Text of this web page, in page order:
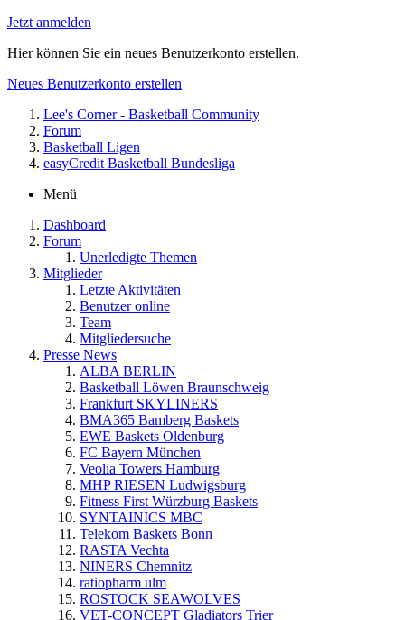
Jetzt anmelden
Hier können Sie ein neues Benutzerkonto erstellen.
Neues Benutzerkonto erstellen
Lee's Corner - Basketball Community
Forum
Basketball Ligen
easyCredit Basketball Bundesliga
Menü
Dashboard
Forum
Unerledigte Themen
Mitglieder
Letzte Aktivitäten
Benutzer online
Team
Mitgliedersuche
Presse News
ALBA BERLIN
Basketball Löwen Braunschweig
Frankfurt SKYLINERS
BMA365 Bamberg Baskets
EWE Baskets Oldenburg
FC Bayern München
Veolia Towers Hamburg
MHP RIESEN Ludwigsburg
Fitness First Würzburg Baskets
SYNTAINICS MBC
Telekom Baskets Bonn
RASTA Vechta
NINERS Chemnitz
ratiopharm ulm
ROSTOCK SEAWOLVES
VET-CONCEPT Gladiators Trier